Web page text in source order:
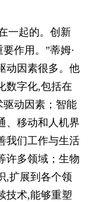
一起的。创新
作用。”蒂姆·
动因素很多。他
数字化,包括在
动因素；智能
、移动和人机界
我们工作与生活
许多领域；生物
,扩展到各个领
技术,能够重塑